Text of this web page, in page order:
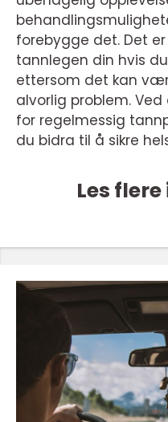
forebygge det. Det
tannlegen din hvis
ettersom det kan
alvorlig problem.
for regelmessig
du bidra til å sikre
Les